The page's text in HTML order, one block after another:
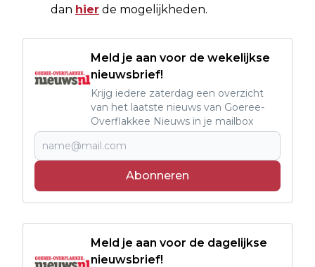
dan hier de mogelijkheden.
Meld je aan voor de wekelijkse
nieuwsbrief!
Krijg iedere zaterdag een overzicht
van het laatste nieuws van Goeree-
Overflakkee Nieuws in je mailbox
Abonneren
Meld je aan voor de dagelijkse
nieuwsbrief!